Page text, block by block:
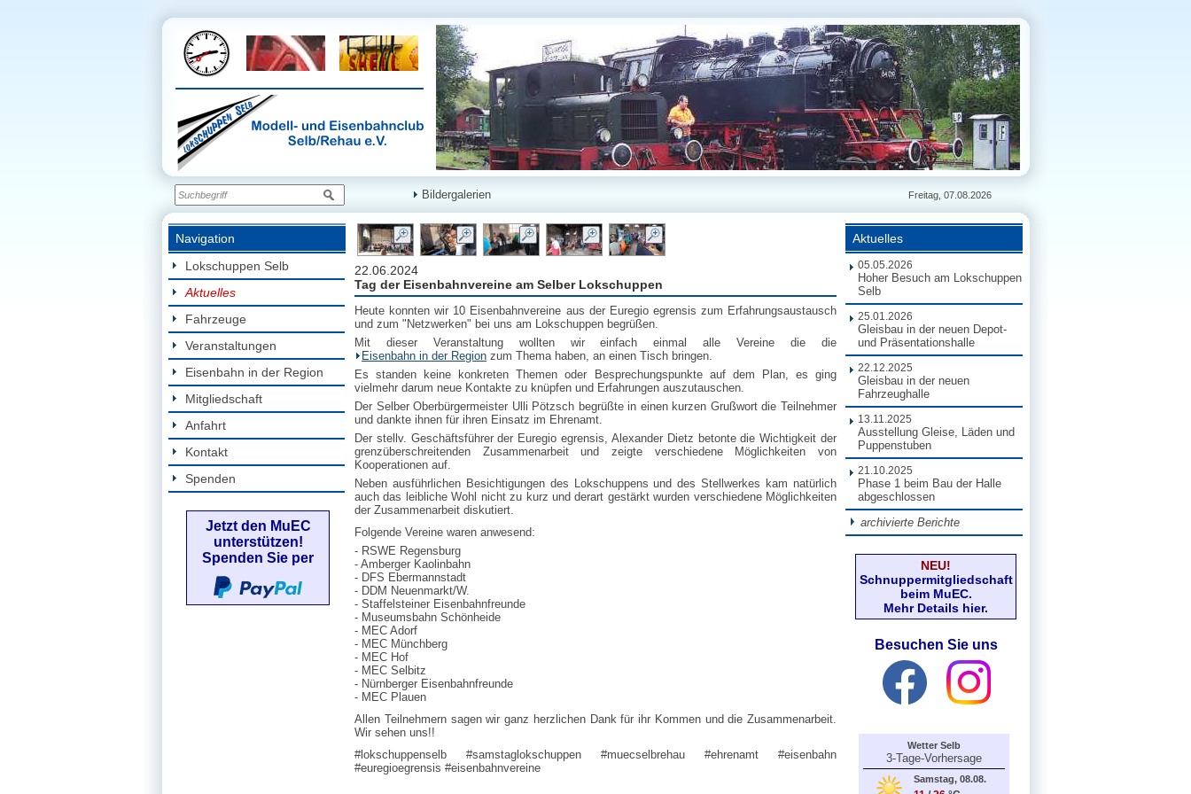
Bildergalerien Freitag, 07.08.2026
Navigation
Lokschuppen Selb
Aktuelles
Fahrzeuge
Veranstaltungen
Eisenbahn in der Region
Mitgliedschaft
Anfahrt
Kontakt
Spenden
Jetzt den MuEC
unterstützen!
Spenden Sie per
22.06.2024
Tag der Eisenbahnvereine am Selber Lokschuppen
Heute konnten wir 10 Eisenbahnvereine aus der Euregio egrensis zum Erfahrungsaustausch
und zum "Netzwerken" bei uns am Lokschuppen begrüßen.
Mit dieser Veranstaltung wollten wir einfach einmal alle Vereine die die
Eisenbahn in der Region zum Thema haben, an einen Tisch bringen.
Es standen keine konkreten Themen oder Besprechungspunkte auf dem Plan, es ging
vielmehr darum neue Kontakte zu knüpfen und Erfahrungen auszutauschen.
Der Selber Oberbürgermeister Ulli Pötzsch begrüßte in einen kurzen Grußwort die Teilnehmer
und dankte ihnen für ihren Einsatz im Ehrenamt.
Der stellv. Geschäftsführer der Euregio egrensis, Alexander Dietz betonte die Wichtigkeit der
grenzüberschreitenden Zusammenarbeit und zeigte verschiedene Möglichkeiten von
Kooperationen auf.
Neben ausführlichen Besichtigungen des Lokschuppens und des Stellwerkes kam natürlich
auch das leibliche Wohl nicht zu kurz und derart gestärkt wurden verschiedene Möglichkeiten
der Zusammenarbeit diskutiert.
Folgende Vereine waren anwesend:
- RSWE Regensburg
- Amberger Kaolinbahn
- DFS Ebermannstadt
- DDM Neuenmarkt/W.
- Staffelsteiner Eisenbahnfreunde
- Museumsbahn Schönheide
- MEC Adorf
- MEC Münchberg
- MEC Hof
- MEC Selbitz
- Nürnberger Eisenbahnfreunde
- MEC Plauen
Allen Teilnehmern sagen wir ganz herzlichen Dank für ihr Kommen und die Zusammenarbeit.
Wir sehen uns!!
#lokschuppenselb #samstaglokschuppen #muecselbrehau #ehrenamt #eisenbahn
#euregioegrensis #eisenbahnvereine
Aktuelles
05.05.2026
Hoher Besuch am Lokschuppen
Selb
25.01.2026
Gleisbau in der neuen Depot-
und Präsentationshalle
22.12.2025
Gleisbau in der neuen
Fahrzeughalle
13.11.2025
Ausstellung Gleise, Läden und
Puppenstuben
21.10.2025
Phase 1 beim Bau der Halle
abgeschlossen
archivierte Berichte
NEU!
Schnuppermitgliedschaft
beim MuEC.
Mehr Details hier.
Besuchen Sie uns
Wetter Selb
3-Tage-Vorhersage
Samstag, 08.08.